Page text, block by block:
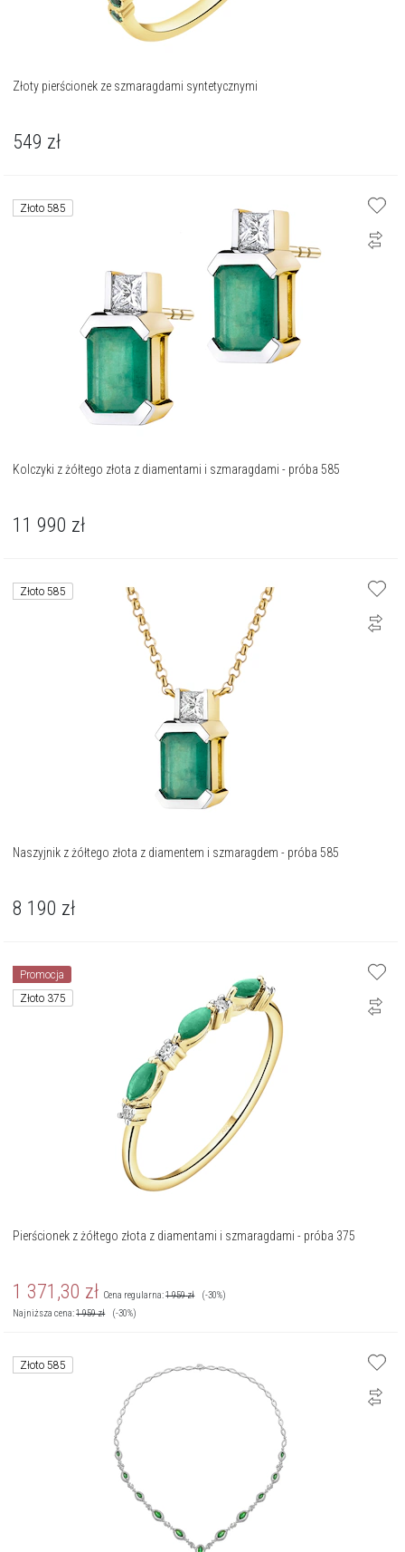
Złoty pierścionek ze szmaragdami syntetycznymi
549 zł
Złoto 585
Kolczyki z żółtego złota z diamentami i szmaragdami - próba 585
11 990 zł
Złoto 585
Naszyjnik z żółtego złota z diamentem i szmaragdem - próba 585
8 190 zł
Promocja
Złoto 375
Pierścionek z żółtego złota z diamentami i szmaragdami - próba 375
1 371,30 zł Cena regularna:1 959zł
(-30%)
Najniższa cena:1 959zł (-30%)
Złoto 585